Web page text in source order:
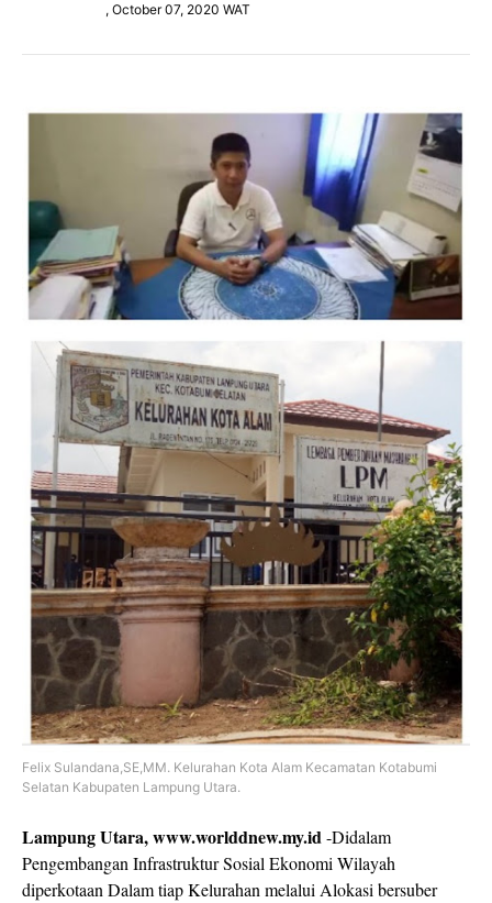
, October 07, 2020 WAT
Felix Sulandana,SE,MM. Kelurahan Kota Alam Kecamatan Kotabumi
Selatan Kabupaten Lampung Utara.
Lampung Utara, www.worlddnew.my.id-Didalam
Pengembangan Infrastruktur Sosial Ekonomi Wilayah
diperkotaan Dalam tiap Kelurahan melalui Alokasi bersuber